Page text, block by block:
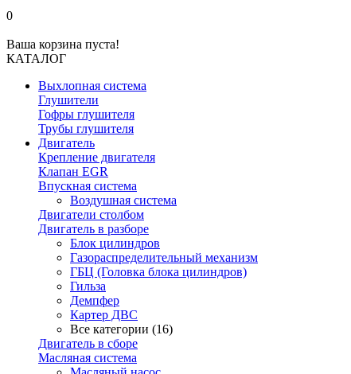
0
Ваша корзина пуста!
КАТАЛОГ
Выхлопная система
Глушители
Гофры глушителя
Трубы глушителя
Двигатель
Крепление двигателя
Клапан EGR
Впускная система
Воздушная система
Двигатели столбом
Двигатель в разборе
Блок цилиндров
Газораспределительный механизм
ГБЦ (Головка блока цилиндров)
Гильза
Демпфер
Картер ДВС
Все категории (16)
Двигатель в сборе
Масляная система